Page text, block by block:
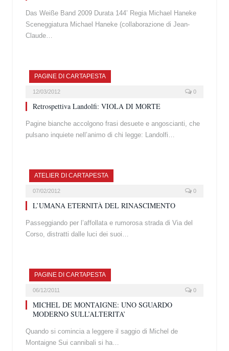
Das Weiße Band 2009 Durata 144’ Regia Michael Haneke
Sceneggiatura Michael Haneke (collaborazione di Jean-
Claude…
PAGINE DI CARTAPESTA
12/03/2012 0
Retrospettiva Landolfi: VIOLA DI MORTE
Pagine bianche accolgono frasi desuete e angoscianti, che
pulsano inquiete nell’animo di chi legge: Landolfi…
ATELIER DI CARTAPESTA
07/02/2012 0
L’UMANA ETERNITÀ DEL RINASCIMENTO
Passeggiando per l’affollata e rumorosa strada di Via del
Corso, distratti dalle luci dei suoi…
PAGINE DI CARTAPESTA
06/12/2011 0
MICHEL DE MONTAIGNE: UNO SGUARDO
MODERNO SULL’ALTERITA’
Quando si comincia a leggere il saggio di Michel de
Montaigne Sui cannibali si ha…